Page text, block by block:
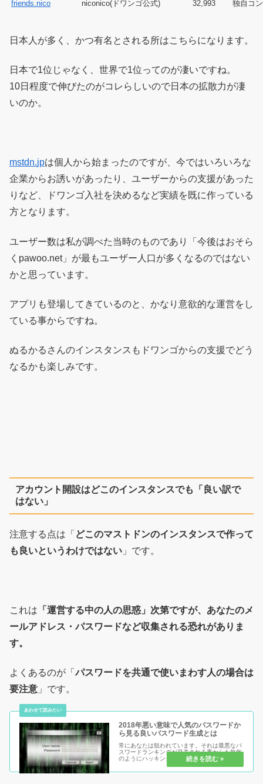
friends.nico niconico(ドワンゴ公式) 32,993 独自コ
日本人が多く、かつ有名とされる所はこちらになります。
日本で1位じゃなく、世界で1位ってのが凄いですね。
10日程度で伸びたのがコレらしいので日本の拡散力が凄
いのか。
mstdn.jpは個人から始まったのですが、今ではいろいろな
企業からお誘いがあったり、ユーザーからの支援があった
りなど、ドワンゴ入社を決めるなど実績を既に作っている
方となります。
ユーザー数は私が調べた当時のものであり「今後はおそら
くpawoo.net」が最もユーザー人口が多くなるのではない
かと思っています。
アプリも登場してきているのと、かなり意欲的な運営をし
ている事からですね。
ぬるかるさんのインスタンスもドワンゴからの支援でどう
なるかも楽しみです。
アカウント開設はどこのインスタンスでも「良い訳で
はない」
注意する点は「 どこのマストドンのインスタンスで作って
も良いというわけではない 」です。
これは 「運営する中の人の思惑」次第ですが、あなたのメ
ールアドレス・パスワードなど収集される恐れがありま
す。
よくあるのが「パスワードを共通で使いまわす人の場合は
要注意 」です。
2018年悪い意味で人気のパスワードか
ら見る良いパスワード生成とは
常にあなたは狙われています。それは最悪なパ
スワードランキングが発表される事からも毎年
のようにハッキングなど巷で話題となります。
最悪なパスワードではなく良いパスワードの作
り方を知ってあなただけは安心・安全のネット